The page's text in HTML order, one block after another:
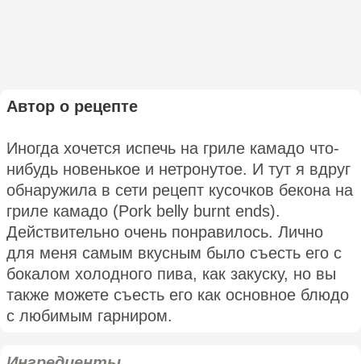
Автор о рецепте
Иногда хочется испечь на гриле камадо что-
нибудь новенькое и нетронутое. И тут я вдруг
обнаружила в сети рецепт кусочков бекона на
гриле камадо (Pork belly burnt ends).
Действительно очень понравилось. Лично
для меня самым вкусным было съесть его с
бокалом холодного пива, как закуску, но вы
также можете съесть его как основное блюдо
с любимым гарниром.